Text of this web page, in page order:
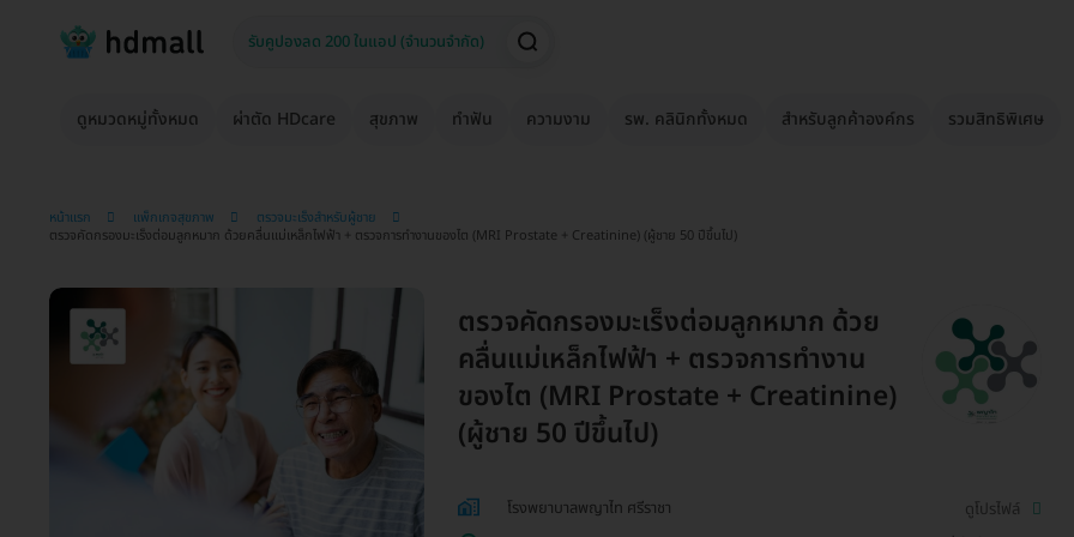
ดูหมวดหมู่ทั้งหมด ผ่าตัด HDcare สุขภาพ ทำฟัน ความงาม รพ. คลินิกทั้งหมด สำหรับลูกค้าองค์กร รวมสิทธิพิเศษ
หน้าแรก แพ็กเกจสุขภาพ
ตรวจมะเร็งสำหรับผู้ชาย
ตรวจคัดกรองมะเร็งต่อมลูกหมาก ด้วยคลื่นแม่เหล็กไฟฟ้า + ตรวจการทำงานของไต (MRI Prostate + Creatinine) (ผู้ชาย 50 ปีขึ้นไป)
ตรวจคัดกรองมะเร็งต่อมลูกหมาก ด้วย
คลื่นแม่เหล็กไฟฟ้า + ตรวจการทำงาน
ของไต (MRI Prostate + Creatinine)
(ผู้ชาย 50 ปีขึ้นไป)
โรงพยาบาลพญาไท ศรีราชา
ดูโปรไฟล์